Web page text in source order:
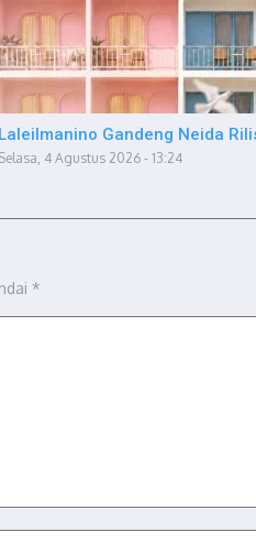
Laleilmanino Gandeng Neida
Selasa, 4 Agustus 2026 - 13:24
*